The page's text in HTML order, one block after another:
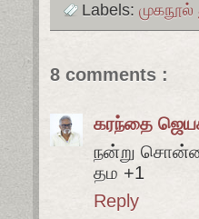
Labels: முகநூல்
8 comments :
கரந்தை
நன்று
தம +1
Reply